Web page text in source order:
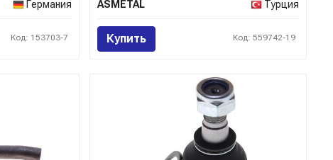
Германия
Код: 153703-7
ASMETAL
Турция
Купить Код: 559742-19